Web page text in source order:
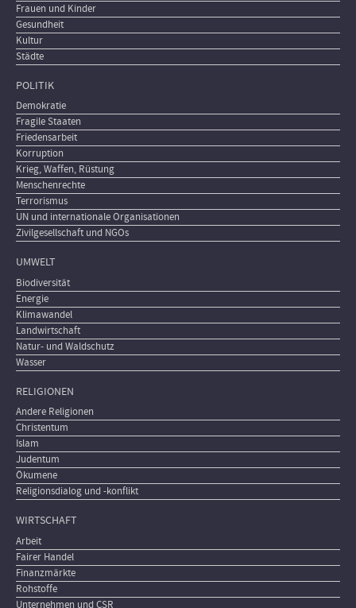
Frauen und Kinder
Gesundheit
Kultur
Städte
POLITIK
Demokratie
Fragile Staaten
Friedensarbeit
Korruption
Krieg, Waffen, Rüstung
Menschenrechte
Terrorismus
UN und internationale Organisationen
Zivilgesellschaft und NGOs
UMWELT
Biodiversität
Energie
Klimawandel
Landwirtschaft
Natur- und Waldschutz
Wasser
RELIGIONEN
Andere Religionen
Christentum
Islam
Judentum
Ökumene
Religionsdialog und -konflikt
WIRTSCHAFT
Arbeit
Fairer Handel
Finanzmärkte
Rohstoffe
Unternehmen und CSR